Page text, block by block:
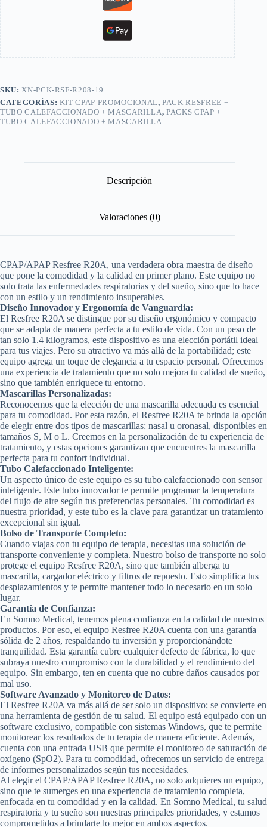
SKU:XN-PCK-RSF-R208-19
CATEGORÍAS: KIT CPAP PROMOCIONAL,PACK RESFREE +
TUBO CALEFACCIONADO + MASCARILLA,PACKS CPAP +
TUBO CALEFACCIONADO + MASCARILLA
Descripción
Valoraciones (0)
CPAP/APAP Resfree R20A, una verdadera obra maestra de diseño
que pone la comodidad y la calidad en primer plano. Este equipo no
solo trata las enfermedades respiratorias y del sueño, sino que lo hace
con un estilo y un rendimiento insuperables.
Diseño Innovador y Ergonomía de Vanguardia:
El Resfree R20A se distingue por su diseño ergonómico y compacto
que se adapta de manera perfecta a tu estilo de vida. Con un peso de
tan solo 1.4 kilogramos, este dispositivo es una elección portátil ideal
para tus viajes. Pero su atractivo va más allá de la portabilidad; este
equipo agrega un toque de elegancia a tu espacio personal. Ofrecemos
una experiencia de tratamiento que no solo mejora tu calidad de sueño,
sino que también enriquece tu entorno.
Mascarillas Personalizadas:
Reconocemos que la elección de una mascarilla adecuada es esencial
para tu comodidad. Por esta razón, el Resfree R20A te brinda la opción
de elegir entre dos tipos de mascarillas: nasal u oronasal, disponibles en
tamaños S, M o L. Creemos en la personalización de tu experiencia de
tratamiento, y estas opciones garantizan que encuentres la mascarilla
perfecta para tu confort individual.
Tubo Calefaccionado Inteligente:
Un aspecto único de este equipo es su tubo calefaccionado con sensor
inteligente. Este tubo innovador te permite programar la temperatura
del flujo de aire según tus preferencias personales. Tu comodidad es
nuestra prioridad, y este tubo es la clave para garantizar un tratamiento
excepcional sin igual.
Bolso de Transporte Completo:
Cuando viajas con tu equipo de terapia, necesitas una solución de
transporte conveniente y completa. Nuestro bolso de transporte no solo
protege el equipo Resfree R20A, sino que también alberga tu
mascarilla, cargador eléctrico y filtros de repuesto. Esto simplifica tus
desplazamientos y te permite mantener todo lo necesario en un solo
lugar.
Garantía de Confianza:
En Somno Medical, tenemos plena confianza en la calidad de nuestros
productos. Por eso, el equipo Resfree R20A cuenta con una garantía
sólida de 2 años, respaldando tu inversión y proporcionándote
tranquilidad. Esta garantía cubre cualquier defecto de fábrica, lo que
subraya nuestro compromiso con la durabilidad y el rendimiento del
equipo. Sin embargo, ten en cuenta que no cubre daños causados por
mal uso.
Software Avanzado y Monitoreo de Datos:
El Resfree R20A va más allá de ser solo un dispositivo; se convierte en
una herramienta de gestión de tu salud. El equipo está equipado con un
software exclusivo, compatible con sistemas Windows, que te permite
monitorear los resultados de tu terapia de manera eficiente. Además,
cuenta con una entrada USB que permite el monitoreo de saturación de
oxígeno (SpO2). Para tu comodidad, ofrecemos un servicio de entrega
de informes personalizados según tus necesidades.
Al elegir el CPAP/APAP Resfree R20A, no solo adquieres un equipo,
sino que te sumerges en una experiencia de tratamiento completa,
enfocada en tu comodidad y en la calidad. En Somno Medical, tu salud
respiratoria y tu sueño son nuestras principales prioridades, y estamos
comprometidos a brindarte lo mejor en ambos aspectos.